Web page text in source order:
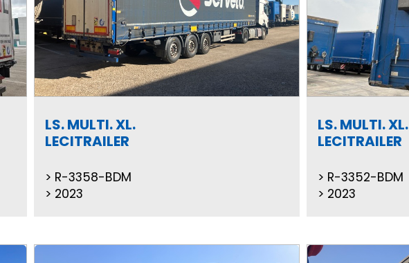
LS. MULTI. XL.
LECITRAILER
R-3358-BDM
2023
LS. MULTI. XL.
LECITRAILER
R-3352-BDM
2023